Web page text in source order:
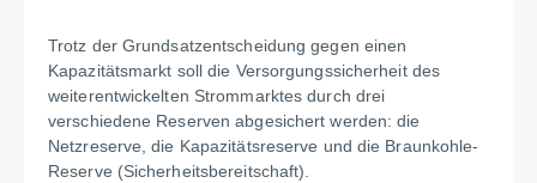
Trotz der Grundsatzentscheidung gegen einen
Kapazitätsmarkt soll die Versorgungssicherheit des
weiterentwickelten Strommarktes durch drei
verschiedene Reserven abgesichert werden: die
Netzreserve, die Kapazitätsreserve und die Braunkohle-
Reserve (Sicherheitsbereitschaft).